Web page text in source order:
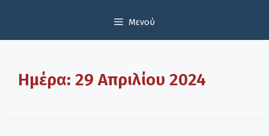
Μενού
Ημέρα: 29 Απριλίου 2024